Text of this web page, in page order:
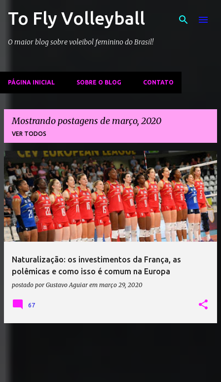
Pular para o conteúdo principal
To Fly Volleyball
O maior blog sobre voleibol feminino do Brasil!
PÁGINA INICIAL SOBRE O BLOG CONTATO
Mostrando postagens de março, 2020
VER TODOS
P
o
s
t
a
g
Naturalização: os investimentos da França, as
polêmicas e como isso é comum na Europa
postado por Gustavo Aguiar em março 29, 2020
67